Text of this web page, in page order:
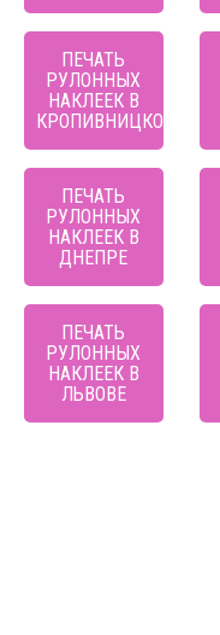
ПЕЧАТЬ
РУЛОННЫХ
НАКЛЕЕК В
КРОПИВНИЦКОМ
ПЕЧАТЬ
РУЛОННЫХ
НАКЛЕЕК В
ДНЕПРЕ
ПЕЧАТЬ
РУЛОННЫХ
НАКЛЕЕК В
ЛЬВОВЕ